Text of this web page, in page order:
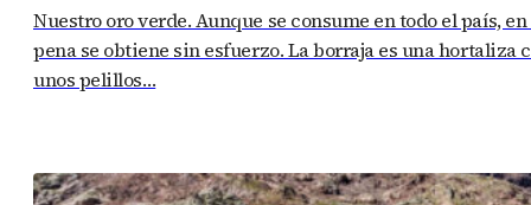
Nuestro oro verde. Aunque se consume en todo el país,
pena se obtiene sin esfuerzo. La borraja es una
unos pelillos…